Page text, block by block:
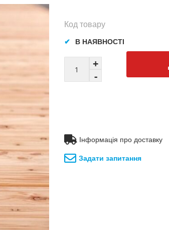
В НАЯВНОСТІ
Код товару
Інформація про доставку
Задати запитання